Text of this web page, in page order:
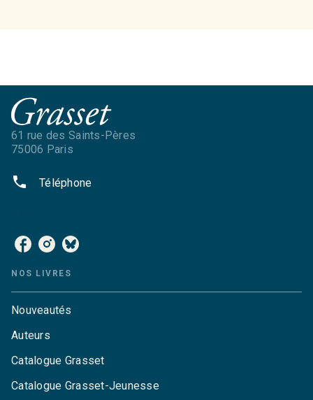
61 rue des Saints-Pères
75006 Paris
phone Téléphone
NOS LIVRES
Nouveautés
Auteurs
Catalogue Grasset
Catalogue Grasset-Jeunesse